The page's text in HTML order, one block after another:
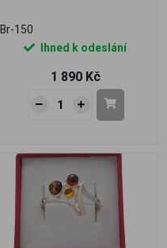
Br-150
Ihned k odeslání
1 890 Kč